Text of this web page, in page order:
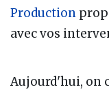
Production
avec vos
Aujourd'hui, on